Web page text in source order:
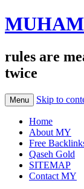
rules are
twice
Menu Skip to
Home
About MY
Free
Qaseh Gold
SITEMAP
Contact MY